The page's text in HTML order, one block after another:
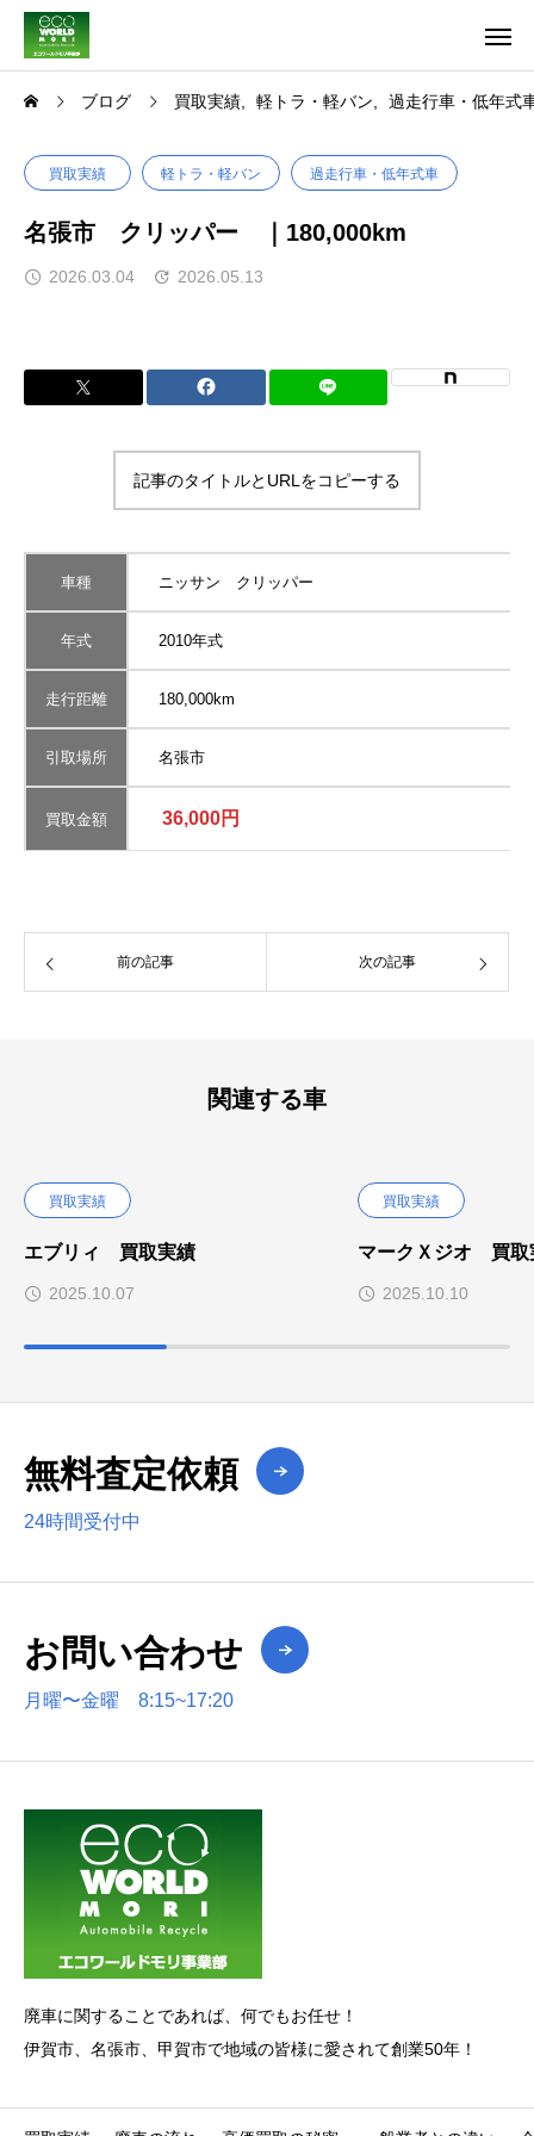
ブログ 買取実績 軽トラ・軽バン 過走行車・低年式
買取実績 軽トラ・軽バン 過走行車・低年式車
名張市 クリッパー ｜180,000km
2026.03.04 2026.05.13
記事のタイトルとURLをコピーする
車種 ニッサン クリッパー
年式 2010年式
走行距離 180,000km
引取場所 名張市
買取金額 36,000円
前の記事 次の記事
関連する車
買取実績
エブリィ 買取実績
2025.10.07
買取実績
マークＸジオ 買取
2025.10.10
無料査定依頼
24時間受付中
お問い合わせ
月曜〜金曜 8:15~17:20
廃車に関することであれば、何でもお任せ！
伊賀市、名張市、甲賀市で地域の皆様に愛されて創業50年！